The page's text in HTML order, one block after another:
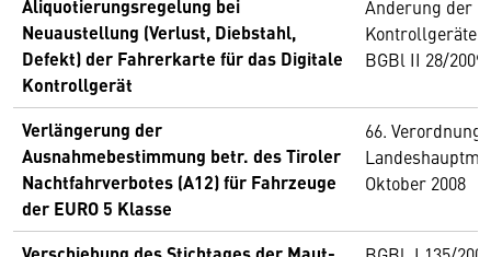
Aliquotierungsregelung bei
Neuaustellung (Verlust, Diebstahl,
Defekt) der Fahrerkarte für das Digitale
Kontrollgerät
Änderung der
BGBl II 28/
Verlängerung der
Ausnahmebestimmung betr. des Tiroler
Nachtfahrverbotes (A12) für Fahrzeuge
der EURO 5 Klasse
66. Verordnung
Oktober 2008